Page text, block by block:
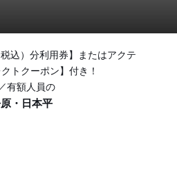
込）分利用券】またはアクテ
トクーポン】付き！
有額人員の
・日本平